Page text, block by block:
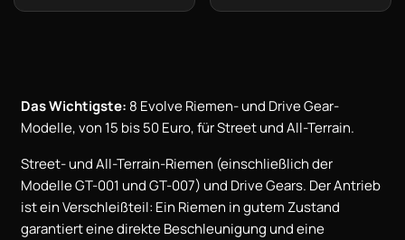
Das Wichtigste: 8 Evolve Riemen- und Drive Gear-
Modelle, von 15 bis 50 Euro, für Street und All-Terrain.
Street- und All-Terrain-Riemen (einschließlich der
Modelle GT-001 und GT-007) und Drive Gears. Der Antrieb
ist ein Verschleißteil: Ein Riemen in gutem Zustand
garantiert eine direkte Beschleunigung und eine